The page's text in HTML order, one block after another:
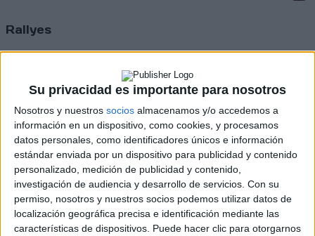
Su privacidad es importante para nosotros
Nosotros y nuestros socios almacenamos y/o accedemos a
información en un dispositivo, como cookies, y procesamos
datos personales, como identificadores únicos e información
estándar enviada por un dispositivo para publicidad y contenido
personalizado, medición de publicidad y contenido,
investigación de audiencia y desarrollo de servicios. Con su
permiso, nosotros y nuestros socios podemos utilizar datos de
localización geográfica precisa e identificación mediante las
características de dispositivos. Puede hacer clic para otorgarnos
Rallyes
WRC
ERC
CERA
CERT
Internacionales
Campeonatos Autonómicos
Históricos
Dakar
RallyCross
Circuitos